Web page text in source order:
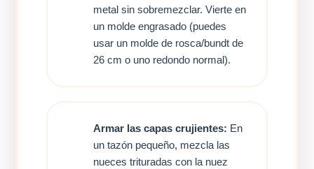
metal sin sobremezclar. Vierte en
un molde engrasado (puedes
usar un molde de rosca/bundt de
26 cm o uno redondo normal).
Armar las capas crujientes: En
un tazón pequeño, mezcla las
nueces trituradas con la nuez